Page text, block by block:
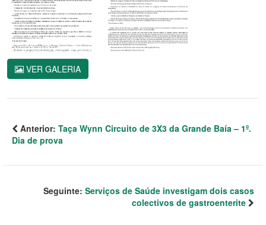
VER GALERIA
Anterior: Taça Wynn Circuito de 3X3 da Grande Baía – 1º.
Dia de prova
Seguinte: Serviços de Saúde investigam dois casos
colectivos de gastroenterite